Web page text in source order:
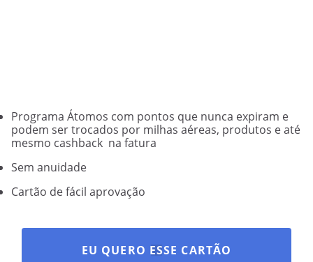
Programa Átomos com pontos que nunca expiram e
podem ser trocados por milhas aéreas, produtos e até
mesmo cashback na fatura
Sem anuidade
Cartão de fácil aprovação
EU QUERO ESSE CARTÃO